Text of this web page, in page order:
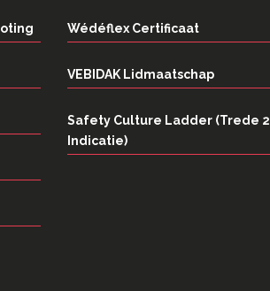
Wédéflex Certificaat
VEBIDAK Lidmaatschap
Safety Culture Ladder (Trede 2
Indicatie)